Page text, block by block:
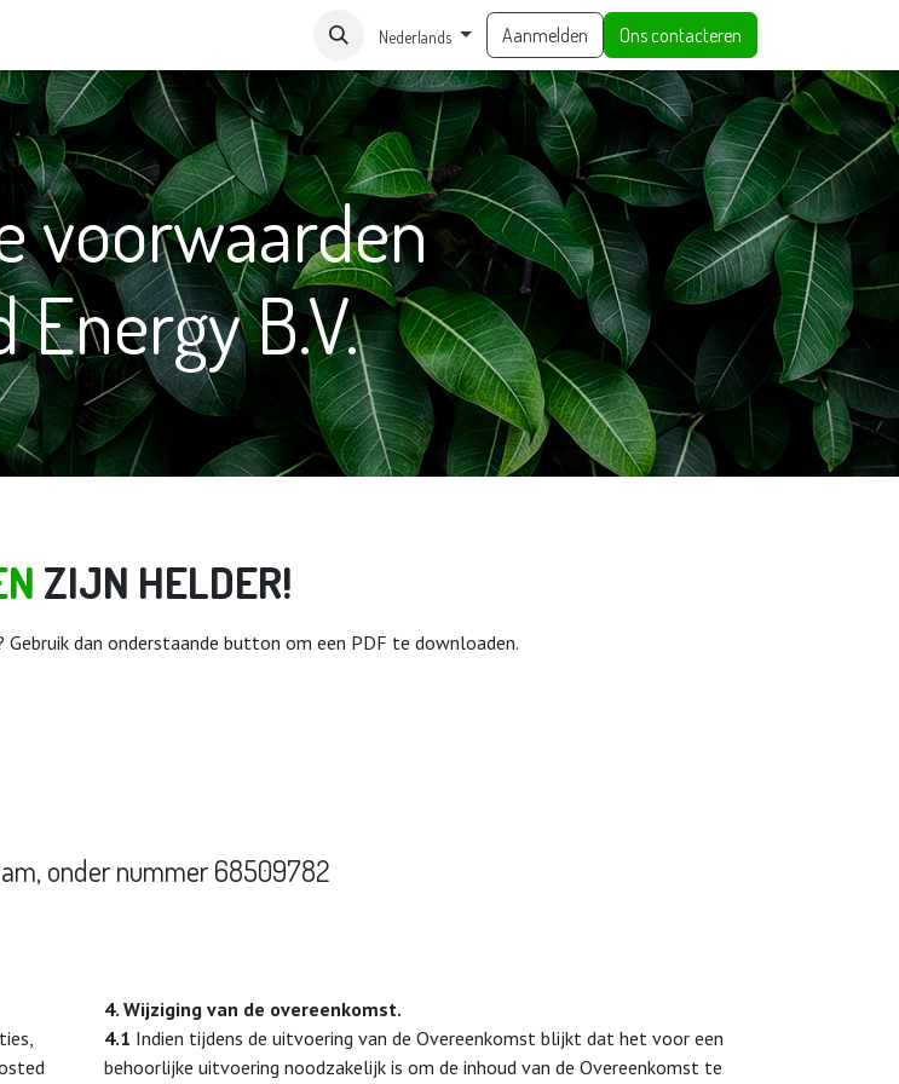
Nederlands Aanmelden Ons contacteren
voorwaarden
Energy B.V.
ZIJN HELDER!
dan onderstaande button om een PDF te downloaden.
onder nummer 68509782
4. Wijziging van de overeenkomst.
4.1 Indien tijdens de uitvoering van de Overeenkomst blijkt dat het voor een
behoorlijke uitvoering noodzakelijk is om de inhoud van de Overeenkomst te